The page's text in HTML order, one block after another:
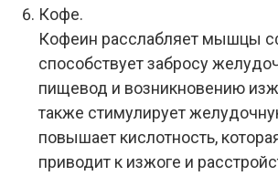
Кофе.
Кофеин расслабляет мышцы
способствует забросу
пищевод и возникновению
также стимулирует
повышает кислотность,
приводит к изжоге и